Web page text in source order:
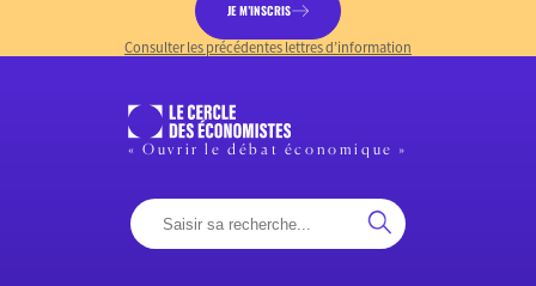
JE M’INSCRIS
Consulter les précédentes lettres d’information
« Ouvrir le débat économique »